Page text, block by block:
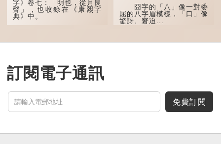
字》卷七：「明也，從月良
聲」，也收錄在《康熙字
典》中。
「朤朤乾坤，捨我其
宙等，形容政治清明，天下
太平！
飛。」也是指天清氣明，鳥
兒可高飛。
「朤朤脆脆」就是形容
囧字的「八」像一對委
屈的八字眉模樣，「口」像
驚訝、窘迫...
訂閱電子通訊
免費訂閱